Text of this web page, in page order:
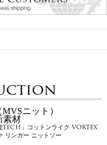
ニット）
素材
TECH」コットンライク VORTEX®
リンガー ニットソー